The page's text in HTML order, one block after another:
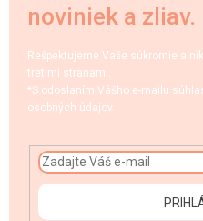
noviniek a zliav.
Rešpektujeme Vaše súkromie a
tretími stranami.
*S odoslaním Vášho e-mailu
osobných údajov.